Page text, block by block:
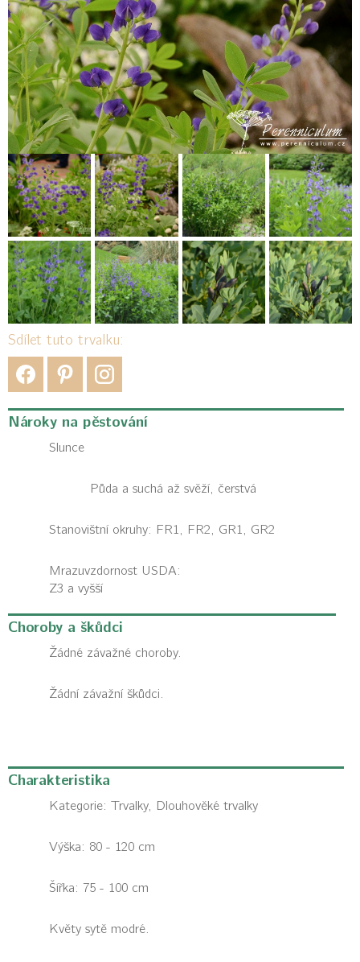
Sdílet tuto trvalku:
Nároky na pěstování
Slunce
Půda a suchá až svěží, čerstvá
Stanovištní okruhy: FR1, FR2, GR1, GR2
Mrazuvzdornost USDA:
Z3 a vyšší
Choroby a škůdci
Žádné závažné choroby.
Žádní závažní škůdci.
Charakteristika
Kategorie: Trvalky, Dlouhověké trvalky
Výška: 80 - 120 cm
Šířka: 75 - 100 cm
Květy sytě modré.